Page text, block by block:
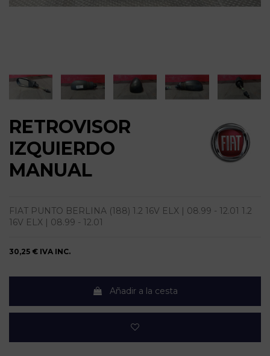
RETROVISOR
IZQUIERDO
MANUAL
FIAT PUNTO BERLINA (188) 1.2 16V ELX | 08.99 - 12.01 1.2
16V ELX | 08.99 - 12.01
30,25 € IVA INC.
Añadir a la cesta